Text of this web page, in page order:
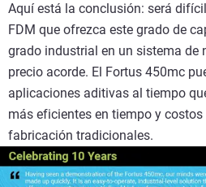
Aquí está la conclusión: será
FDM que ofrezca este grado de
grado industrial en un sistema de
precio acorde. El Fortus 450mc
aplicaciones aditivas al tiempo
más eficientes en tiempo y
fabricación tradicionales.